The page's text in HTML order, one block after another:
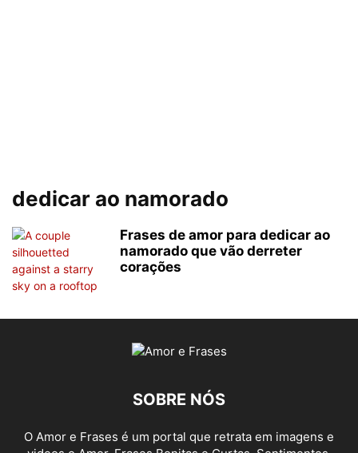
dedicar ao namorado
Frases de amor para dedicar ao
namorado que vão derreter
corações
SOBRE NÓS
O Amor e Frases é um portal que retrata em imagens e